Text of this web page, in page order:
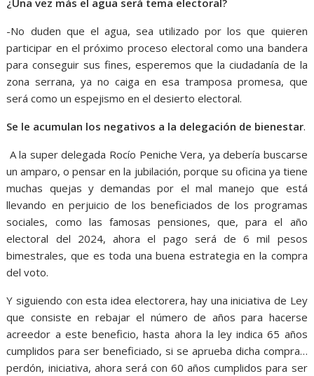
-No duden que el agua, sea utilizado por los que quieren
participar en el próximo proceso electoral como una bandera
para conseguir sus fines, esperemos que la ciudadanía de la
zona serrana, ya no caiga en esa tramposa promesa, que
será como un espejismo en el desierto electoral.
Se le acumulan los negativos a la delegación de bienestar.
A la super delegada Rocío Peniche Vera, ya debería buscarse
un amparo, o pensar en la jubilación, porque su oficina ya tiene
muchas quejas y demandas por el mal manejo que está
llevando en perjuicio de los beneficiados de los programas
sociales, como las famosas pensiones, que, para el año
electoral del 2024, ahora el pago será de 6 mil pesos
bimestrales, que es toda una buena estrategia en la compra
del voto.
Y siguiendo con esta idea electorera, hay una iniciativa de Ley
que consiste en rebajar el número de años para hacerse
acreedor a este beneficio, hasta ahora la ley indica 65 años
cumplidos para ser beneficiado, si se aprueba dicha compra…
perdón, iniciativa, ahora será con 60 años cumplidos para ser